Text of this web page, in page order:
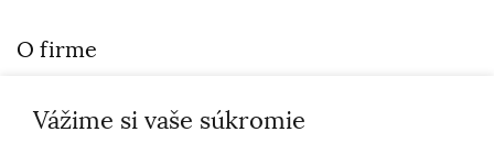
O firme
Personalizovaný šperk
O nás
Vážime si vaše súkromie